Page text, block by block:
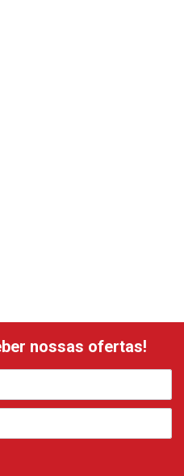
nossas ofertas!